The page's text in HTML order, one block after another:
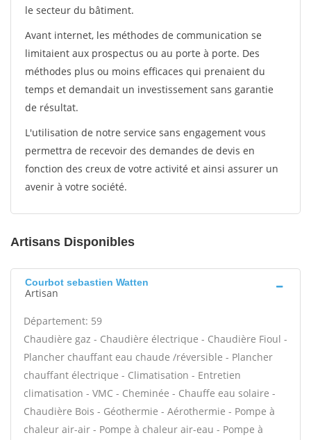
le secteur du bâtiment.
Avant internet, les méthodes de communication se
limitaient aux prospectus ou au porte à porte. Des
méthodes plus ou moins efficaces qui prenaient du
temps et demandait un investissement sans garantie
de résultat.
L'utilisation de notre service sans engagement vous
permettra de recevoir des demandes de devis en
fonction des creux de votre activité et ainsi assurer un
avenir à votre société.
Artisans Disponibles
Courbot sebastien Watten
Artisan
Département: 59
Chaudière gaz - Chaudière électrique - Chaudière Fioul -
Plancher chauffant eau chaude /réversible - Plancher
chauffant électrique - Climatisation - Entretien
climatisation - VMC - Cheminée - Chauffe eau solaire -
Chaudière Bois - Géothermie - Aérothermie - Pompe à
chaleur air-air - Pompe à chaleur air-eau - Pompe à